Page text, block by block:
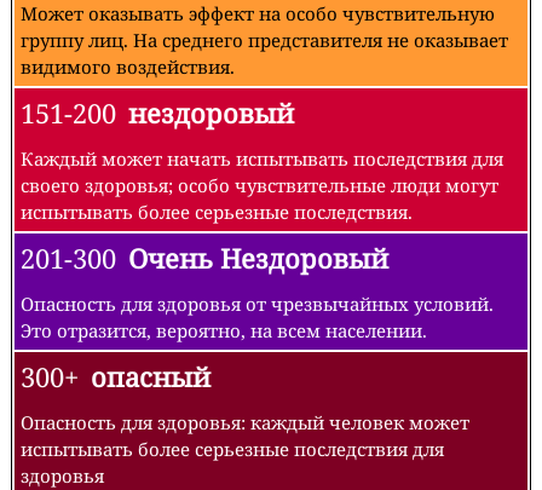
Может оказывать эффект на особо чувствительную
группу лиц. На среднего представителя не оказывает
видимого воздействия.
151-200 нездоровый
Каждый может начать испытывать последствия для
своего здоровья; особо чувствительные люди могут
испытывать более серьезные последствия.
201-300 Очень Нездоровый
Опасность для здоровья от чрезвычайных условий.
Это отразится, вероятно, на всем населении.
300+ опасный
Опасность для здоровья: каждый человек может
испытывать более серьезные последствия для
здоровья